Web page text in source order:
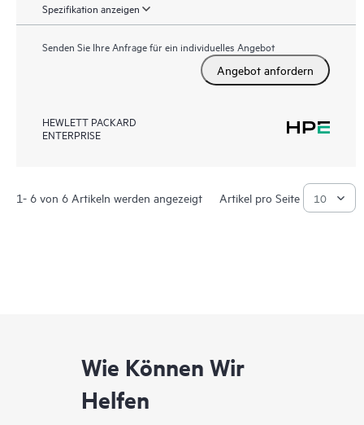
Spezifikation anzeigen
Senden Sie Ihre Anfrage für ein individuelles Angebot
Angebot anfordern
HEWLETT PACKARD
ENTERPRISE
1- 6 von 6 Artikeln werden angezeigt Artikel pro Seite
Wie Können Wir
Helfen